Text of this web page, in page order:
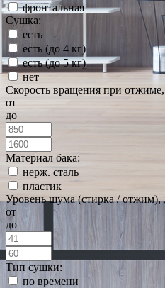
фронтальная
Сушка:
есть
есть (до 4 кг)
есть (до 5 кг)
нет
Скорость вращения при
от
до
Материал бака:
нерж. сталь
пластик
Уровень шума (стирка / отжим),
от
до
Тип сушки:
по времени